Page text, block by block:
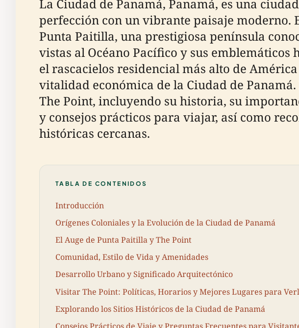
La Ciudad de Panamá, Panamá, es una
perfección con un vibrante paisaje moderno.
Punta Paitilla, una prestigiosa península
vistas al Océano Pacífico y sus
el rascacielos residencial más alto de
vitalidad económica de la Ciudad de
The Point, incluyendo su historia, su
y consejos prácticos para viajar, así como
históricas cercanas.
TABLA DE CONTENIDOS
Introducción
Orígenes Coloniales y la Evolución de la Ciudad de Panamá
El Auge de Punta Paitilla y The Point
Comunidad, Estilo de Vida y Amenidades
Desarrollo Urbano y Significado Arquitectónico
Visitar The Point: Políticas, Horarios y Mejores Lugares para
Explorando los Sitios Históricos de la Ciudad de Panamá